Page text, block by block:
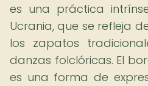
es una práctica
Ucrania, que se refleja
los zapatos
danzas folclóricas. El
es una forma de